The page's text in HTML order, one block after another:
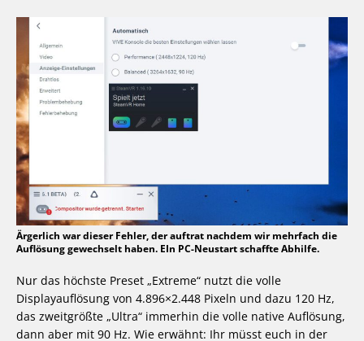
Ärgerlich war dieser Fehler, der auftrat nachdem wir mehrfach die
Auflösung gewechselt haben. EIn PC-Neustart schaffte Abhilfe.
Nur das höchste Preset „Extreme“ nutzt die volle
Displayauflösung von 4.896×2.448 Pixeln und dazu 120 Hz,
das zweitgrößte „Ultra“ immerhin die volle native Auflösung,
dann aber mit 90 Hz. Wie erwähnt: Ihr müsst euch in der